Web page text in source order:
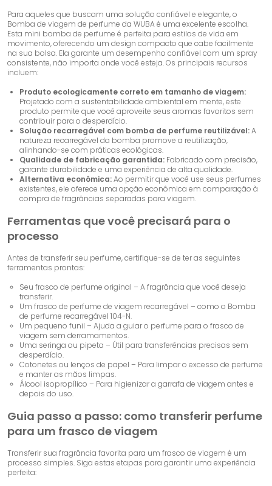
Para aqueles que buscam uma solução confiável e elegante, o
Bomba de viagem de perfume da WUBAé uma excelente escolha.
Esta mini bomba de perfume é perfeita para estilos de vida em
movimento, oferecendo um design compacto que cabe facilmente
na sua bolsa. Ela garante um desempenho confiável com um spray
consistente, não importa onde você esteja. Os principais recursos
incluem:
Produto ecologicamente correto em tamanho de viagem:
Projetado com a sustentabilidade ambiental em mente, este
produto permite que você aproveite seus aromas favoritos sem
contribuir para o desperdício.
Solução recarregável com bomba de perfume reutilizável:A
natureza recarregável da bomba promove a reutilização,
alinhando-se com práticas ecológicas.
Qualidade de fabricação garantida: Fabricado com precisão,
garante durabilidade e uma experiência de alta qualidade.
Alternativa econômica:Ao permitir que você use seus perfumes
existentes, ele oferece uma opção econômica em comparação à
compra de fragrâncias separadas para viagem.
Ferramentas que você precisará para o
processo
Antes de transferir seu perfume, certifique-se de ter as seguintes
ferramentas prontas:
Seu frasco de perfume original – A fragrância que você deseja
transferir.
Um frasco de perfume de viagem recarregável – como o Bomba
de perfume recarregável 104-N.
Um pequeno funil – Ajuda a guiar o perfume para o frasco de
viagem sem derramamentos.
Uma seringa ou pipeta – Útil para transferências precisas sem
desperdício.
Cotonetes ou lenços de papel – Para limpar o excesso de perfume
e manter as mãos limpas.
Álcool isopropílico – Para higienizar a garrafa de viagem antes e
depois do uso.
Guia passo a passo: como transferir perfume
para um frasco de viagem
Transferir sua fragrância favorita para um frasco de viagem é um
processo simples. Siga estas etapas para garantir uma experiência
perfeita: